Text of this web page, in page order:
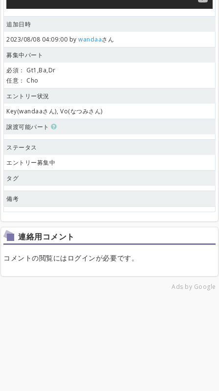
追加日時
2023/08/08 04:09:00 bywandaaさん
募集中パート
必須： Gt1,Ba,Dr
任意： Cho
エントリー状況
Key(wandaaさん), Vo(なつみさん)
譲渡可能パート
ステータス
エントリー募集中
タグ
備考
連絡用コメント
コメントの閲覧にはログインが必要です。
Ads by Google